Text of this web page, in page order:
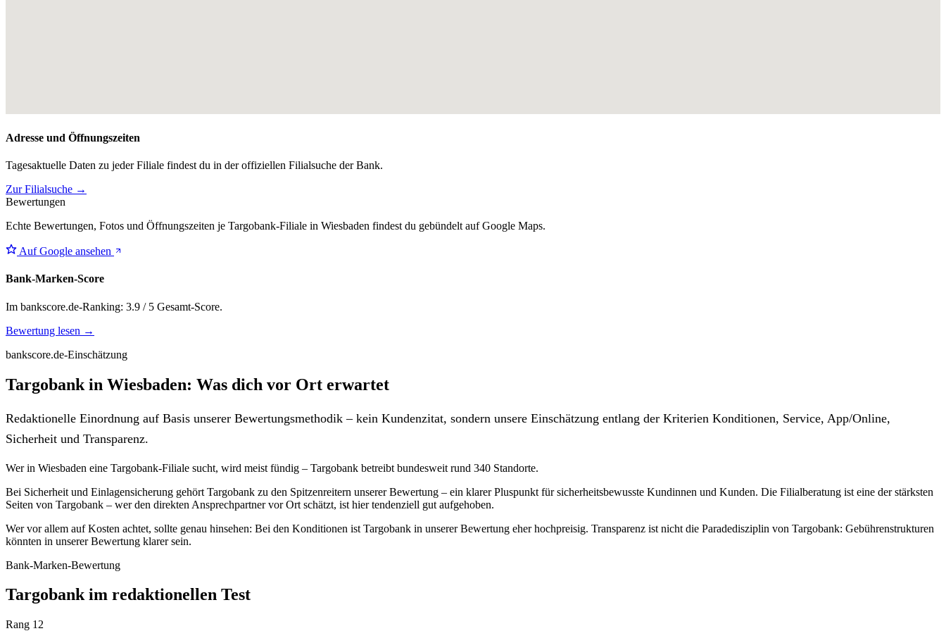
Adresse und Öffnungszeiten
Tagesaktuelle Daten zu jeder Filiale findest du in der offiziellen Filialsuche der Bank.
Zur Filialsuche →
Bewertungen
Echte Bewertungen, Fotos und Öffnungszeiten je Targobank-Filiale in Wiesbaden findest du gebündelt auf Google Maps.
Auf Google ansehen
Bank-Marken-Score
Im bankscore.de-Ranking: 3.9 / 5 Gesamt-Score.
Bewertung lesen →
bankscore.de-Einschätzung
Targobank in Wiesbaden: Was dich vor Ort erwartet
Redaktionelle Einordnung auf Basis unserer Bewertungsmethodik – kein Kundenzitat, sondern unsere Einschätzung entlang der Kriterien Konditionen, Service, App/Online,
Sicherheit und Transparenz.
Wer in Wiesbaden eine Targobank-Filiale sucht, wird meist fündig – Targobank betreibt bundesweit rund 340 Standorte.
Bei Sicherheit und Einlagensicherung gehört Targobank zu den Spitzenreitern unserer Bewertung – ein klarer Pluspunkt für sicherheitsbewusste Kundinnen und Kunden. Die Filialberatung ist eine der stärksten
Seiten von Targobank – wer den direkten Ansprechpartner vor Ort schätzt, ist hier tendenziell gut aufgehoben.
Wer vor allem auf Kosten achtet, sollte genau hinsehen: Bei den Konditionen ist Targobank in unserer Bewertung eher hochpreisig. Transparenz ist nicht die Paradedisziplin von Targobank: Gebührenstrukturen
könnten in unserer Bewertung klarer sein.
Bank-Marken-Bewertung
Targobank im redaktionellen Test
Rang 12